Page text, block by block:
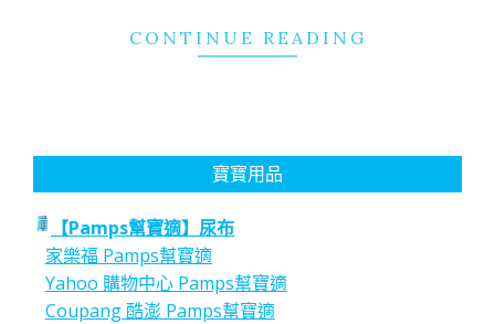
CONTINUE READING
寶寶用品
【Pamps幫寶適】尿布
家樂福 Pamps幫寶適
Yahoo 購物中心 Pamps幫寶適
Coupang 酷澎 Pamps幫寶適